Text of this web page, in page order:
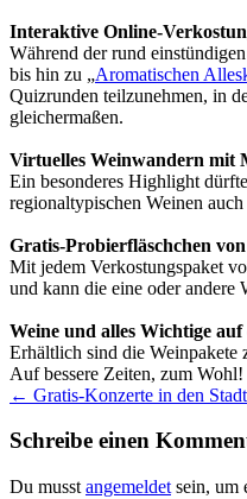
Interaktive Online-
Während der rund
bis hin zu „Aromatischen
Quizrunden teilzunehmen, in
gleichermaßen.
Virtuelles Weinwandern mit
Ein besonderes Highlight
regionaltypischen Weinen
Gratis-Probierfläschchen
Mit jedem Verkostungspaket
und kann die eine oder andere
Weine und alles Wichtige
Erhältlich sind die Weinpakete
Auf bessere Zeiten, zum Wohl!
Beitrags-
Navigation
← Gratis-Konzerte in den
Schreibe einen
Du musst angemeldet sein, um